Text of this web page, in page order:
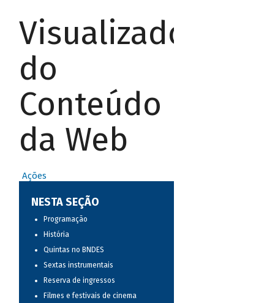
Visualizador
do
Conteúdo
da Web
Ações
NESTA SEÇÃO
Programação
História
Quintas no BNDES
Sextas instrumentais
Reserva de ingressos
Filmes e festivais de cinema